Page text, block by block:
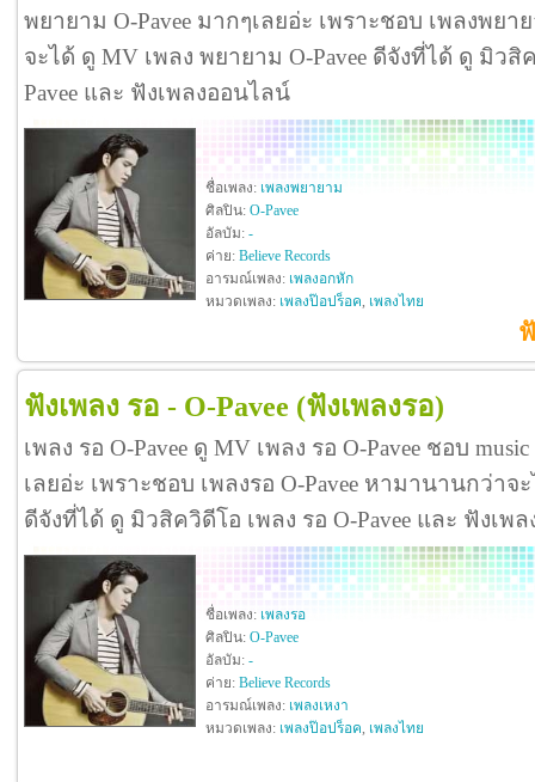
พยายาม O-Pavee มากๆเลยอ่ะ เพราะชอบ เพลงพยา
จะได้ ดู MV เพลง พยายาม O-Pavee ดีจังที่ได้ ดู มิว
Pavee และ ฟังเพลงออนไลน์
ชื่อเพลง: เพลงพยายาม
ศิลปิน: O-Pavee
อัลบัม: -
ค่าย: Believe Records
อารมณ์เพลง: เพลงอกหัก
หมวดเพลง: เพลงป๊อปร็อค, เพลงไทย
ฟังเพลง รอ - O-Pavee (ฟังเพลงรอ)
เพลง รอ O-Pavee ดู MV เพลง รอ O-Pavee ชอบ
เลยอ่ะ เพราะชอบ เพลงรอ O-Pavee หามานานกว่าจ
ดีจังที่ได้ ดู มิวสิควิดีโอ เพลง รอ O-Pavee และ ฟังเพ
ชื่อเพลง: เพลงรอ
ศิลปิน: O-Pavee
อัลบัม: -
ค่าย: Believe Records
อารมณ์เพลง: เพลงเหงา
หมวดเพลง: เพลงป๊อปร็อค, เพลงไทย